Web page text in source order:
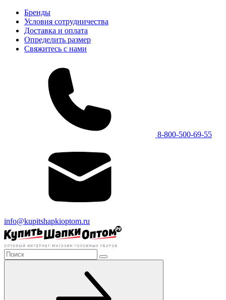
Бренды
Условия сотрудничества
Доставка и оплата
Определить размер
Свяжитесь с нами
8-800-500-69-55
info@kupitshapkioptom.ru